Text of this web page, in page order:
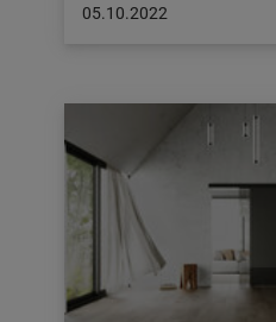
Objava
05.10.2022